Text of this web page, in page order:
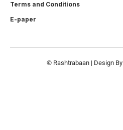
Terms and Conditions
E-paper
© Rashtrabaan | Design By